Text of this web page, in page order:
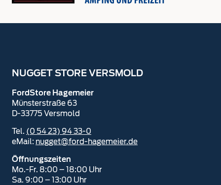
NUGGET STORE VERSMOLD
FordStore Hagemeier
Münsterstraße 63
D-33775 Versmold
Tel. (0 54 23) 94 33-0
eMail: nugget@ford-hagemeier.de
Öffnungszeiten
Mo.-Fr. 8:00 – 18:00 Uhr
Sa. 9:00 – 13:00 Uhr